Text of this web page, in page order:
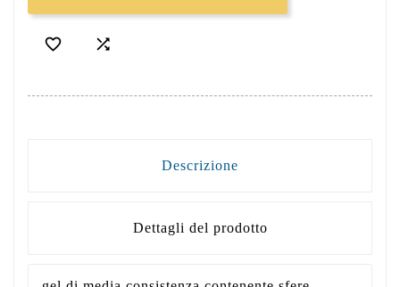
 
Descrizione
Dettagli del prodotto